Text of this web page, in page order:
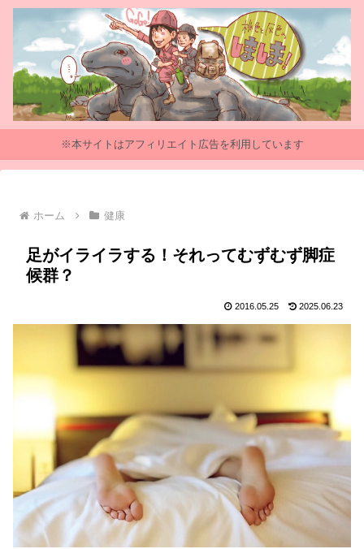
※本サイトはアフィリエイト広告を利用しています
ホーム 健康
足がイライラする！それってむずむず脚症
候群？
2016.05.25 2025.06.23